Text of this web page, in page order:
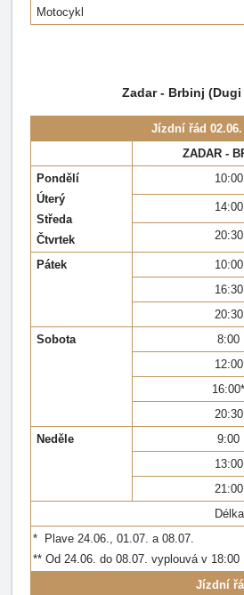
Motocykl
Zadar - Brbinj
Jízdní řád
ZADAR -
Pondělí
Úterý
Středa
Čtvrtek
10:00
14:00
20:30
Pátek
10:00
16:30
20:30
Sobota
8:00
12:00
16:00*
20:30
Neděle
9:00
13:00
21:00
* Plave 24.06., 01.07. a 08.07.
** Od 24.06. do 08.07. vyplouvá v 18:00
Jízdní